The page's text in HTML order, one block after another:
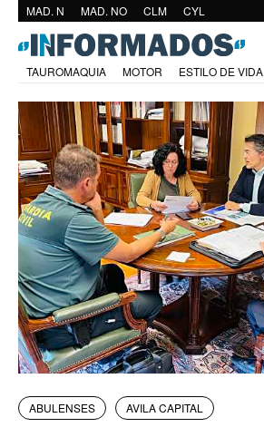
MAD. N MAD. NO CLM CYL
TAUROMAQUIA MOTOR ESTILO DE VIDA
ABULENSES AVILA CAPITAL